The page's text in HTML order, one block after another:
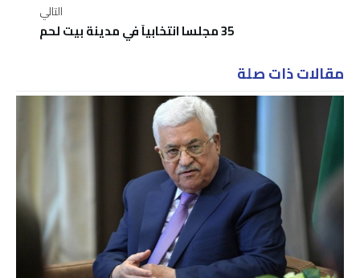
التالي
35 مجلسا انتخابياَ في مدينة بيت لحم
مقالات ذات صلة